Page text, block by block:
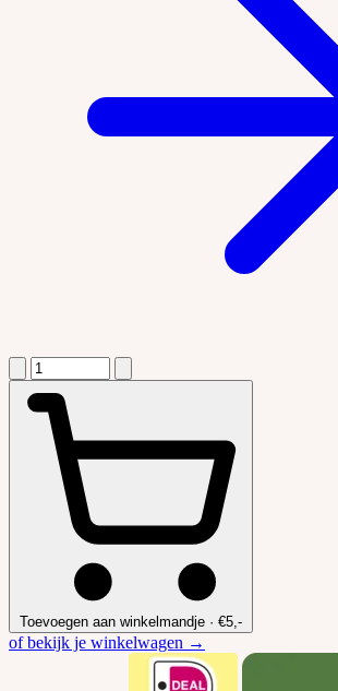
Toevoegen aan winkelmandje · €5,-
of bekijk je winkelwagen →